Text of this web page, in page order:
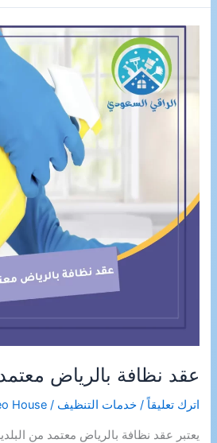
افران
بالجبيل
عقد نظافة بالرياض
اترك تعليقاً /خدمات التنظيف /
House
يعتبر عقد نظافة بالرياض معتمد من